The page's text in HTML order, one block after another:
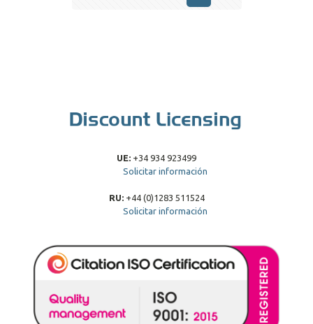
UE: +34 934 923499
Solicitar información
RU:+44 (0)1283 511524
Solicitar información